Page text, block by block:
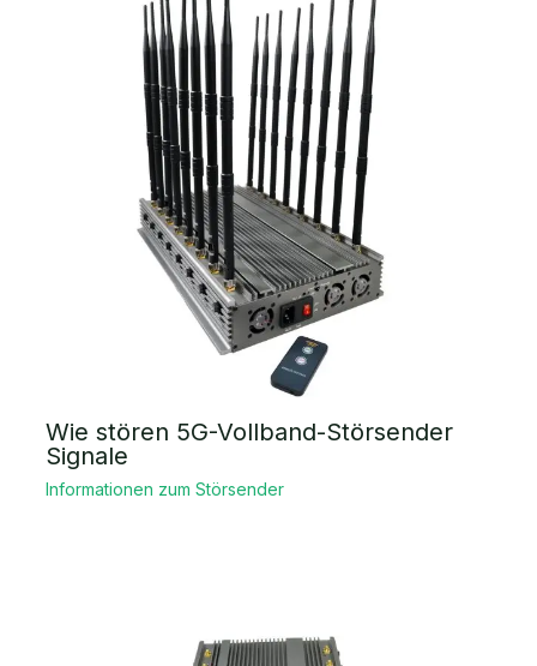
Wie stören 5G-Vollband-Störsender
Signale
Informationen zum Störsender